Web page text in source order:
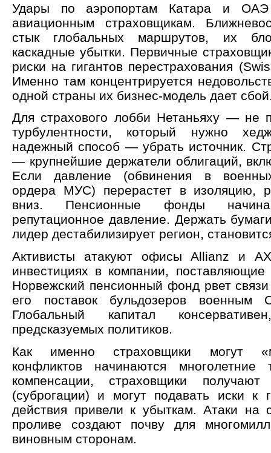
Удары по аэропортам Катара и
авиационным страховщикам.
стык глобальных маршрутов, их
каскадные убытки. Первичные
риски на гигантов перестрахования
Именно там концентрируется
одной страны их бизнес-модель дает
Для страхового лобби Нетаньяху — не
турбулентности, который нужно
надежный способ — убрать источник.
— крупнейшие держатели облигаций,
Если давление (обвинения в
ордера МУС) перерастет в изоляцию,
вниз. Пенсионные фонды
репутационное давление. Держать
лидер дестабилизирует регион,
Активисты атакуют офисы Allianz и
инвестициях в компании,
Норвежский пенсионный фонд рвет
его поставок бульдозеров
Глобальный капитал
предсказуемых политиков.
Как именно страховщики могут
конфликтов начинаются многолетние
компенсации, страховщики
(суброгации) и могут подавать иски к
действия привели к убыткам. Атаки на
проливе создают почву для
виновным сторонам.